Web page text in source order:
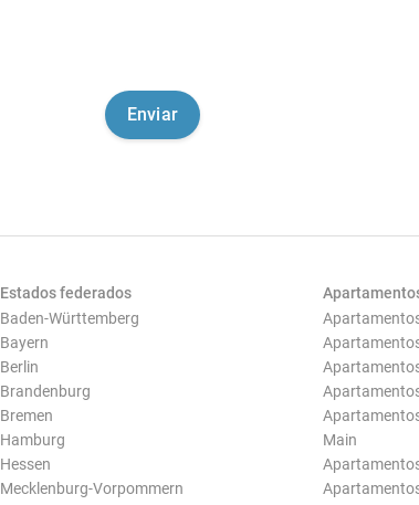
Estados federados
Baden-Württemberg
Bayern
Berlin
Brandenburg
Bremen
Hamburg
Hessen
Mecklenburg-Vorpommern
Main